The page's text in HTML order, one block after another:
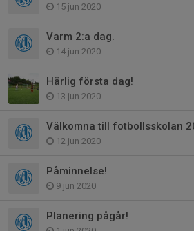
15 jun 2020
Varm 2:a dag.
14 jun 2020
Härlig första dag!
13 jun 2020
Välkomna till fotbollsskolan
12 jun 2020
Påminnelse!
9 jun 2020
Planering pågår!